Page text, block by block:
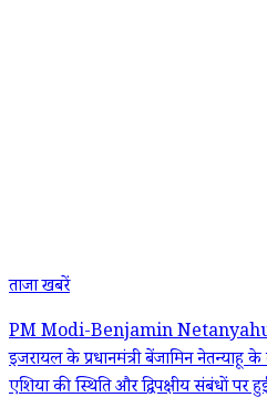
ताजा खबरें
PM Modi-Benjamin Netanyahu
इजरायल के प्रधानमंत्री बेंजामिन नेतन्याहू
एशिया की स्थिति और द्विपक्षीय संबंधों पर